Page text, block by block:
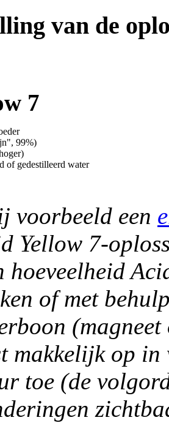
van de
7
99%)
of gedestilleerd water
voorbeeld een
Yellow 7-
hoeveelheid
of met
makkelijk op in
toe (de